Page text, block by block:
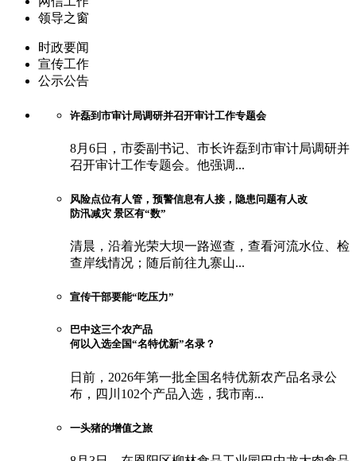
领导之窗
时政要闻
宣传工作
公示公告
许磊到市审计局调研并召开审计工作专题会
8月6日，市委副书记、市长许磊到市审计局调研并
召开审计工作专题会。他强调...
风险点位有人管，预警信息有人接，隐患问题有人改
防汛减灾 景区有“数”
清晨，沿着光荣大坝一路巡查，查看河流水位、检
查岸线情况；随后前往九寨山...
宣传干部要能“吃压力”
巴中这三个农产品
何以入选全国“名特优新”名录？
日前，2026年第一批全国名特优新农产品名录公
布，四川102个产品入选，我市南...
一头猪的增值之旅